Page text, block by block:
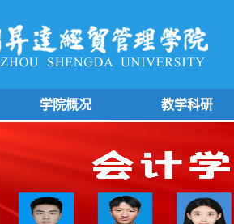
学院概况 教学科研